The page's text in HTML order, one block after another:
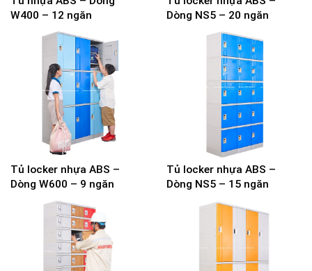
W400 – 12 ngăn
Dòng NS5 – 20 ngăn
Tủ locker nhựa ABS –
Dòng W600 – 9 ngăn
Tủ locker nhựa ABS –
Dòng NS5 – 15 ngăn